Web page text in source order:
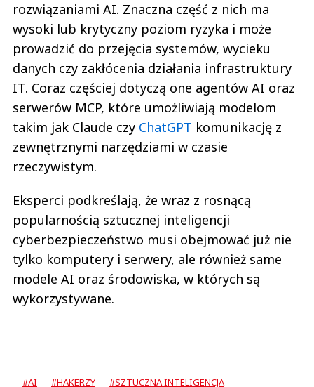
rozwiązaniami AI. Znaczna część z nich ma
wysoki lub krytyczny poziom ryzyka i może
prowadzić do przejęcia systemów, wycieku
danych czy zakłócenia działania infrastruktury
IT. Coraz częściej dotyczą one agentów AI oraz
serwerów MCP, które umożliwiają modelom
takim jak Claude czy ChatGPT komunikację z
zewnętrznymi narzędziami w czasie
rzeczywistym.
Eksperci podkreślają, że wraz z rosnącą
popularnością sztucznej inteligencji
cyberbezpieczeństwo musi obejmować już nie
tylko komputery i serwery, ale również same
modele AI oraz środowiska, w których są
wykorzystywane.
#AI #HAKERZY #SZTUCZNA INTELIGENCJA